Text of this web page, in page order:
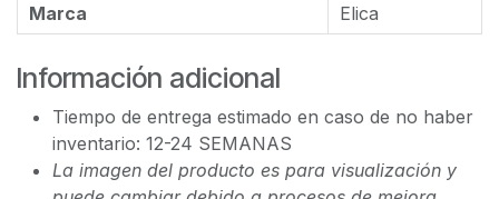
Marca
Elica
Información adicional
Tiempo de entrega estimado en caso de no haber
inventario: 12-24 SEMANAS
La imagen del producto es para visualización y